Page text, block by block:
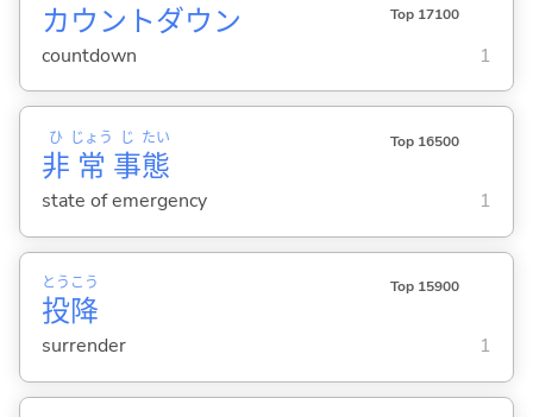
カウントダウン Top 17100
countdown 1
非
ひ
常
じょう
事
じ
態
たい Top 16500
state of emergency 1
投
とう
降
こう Top 15900
surrender 1